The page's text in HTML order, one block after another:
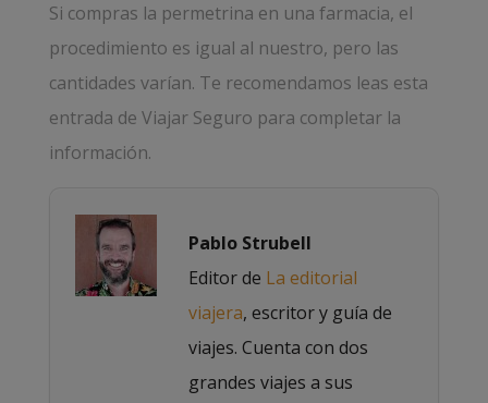
Si compras la permetrina en una farmacia, el
procedimiento es igual al nuestro, pero las
cantidades varían. Te recomendamos leas esta
entrada de Viajar Seguro para completar la
información.
Pablo Strubell
Editor de La editorial
viajera, escritor y guía de
viajes. Cuenta con dos
grandes viajes a sus